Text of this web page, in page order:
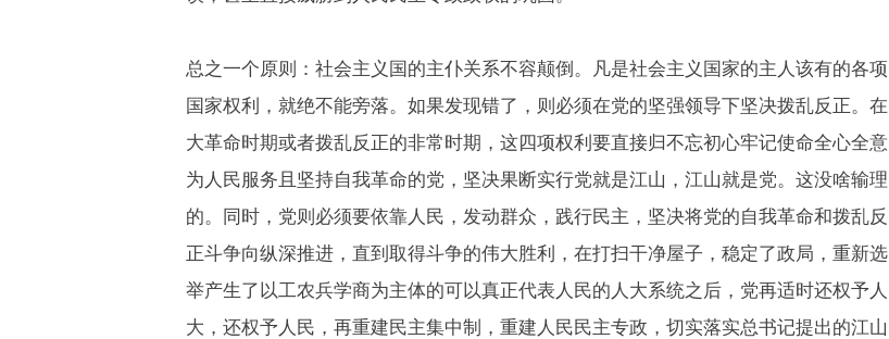
总之一个原则：社会主义国的主仆关系不容颠倒。凡是社会主义国家的主人该有的各项
国家权利，就绝不能旁落。如果发现错了，则必须在党的坚强领导下坚决拨乱反正。在
大革命时期或者拨乱反正的非常时期，这四项权利要直接归不忘初心牢记使命全心全意
为人民服务且坚持自我革命的党，坚决果断实行党就是江山，江山就是党。这没啥输理
的。同时，党则必须要依靠人民，发动群众，践行民主，坚决将党的自我革命和拨乱反
正斗争向纵深推进，直到取得斗争的伟大胜利，在打扫干净屋子，稳定了政局，重新选
举产生了以工农兵学商为主体的可以真正代表人民的人大系统之后，党再适时还权予人
大，还权予人民，再重建民主集中制，重建人民民主专政，切实落实总书记提出的江山